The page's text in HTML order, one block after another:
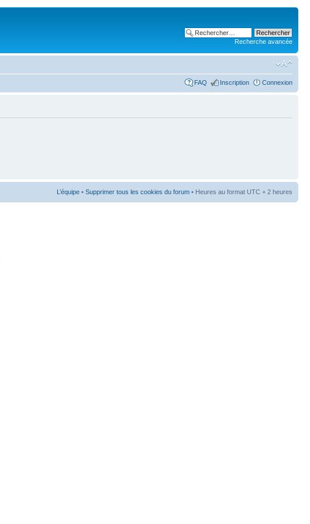
Recherche avancée
FAQ Inscription Connexion
L’équipe • Supprimer tous les cookies du forum • Heures au format UTC + 2 heures